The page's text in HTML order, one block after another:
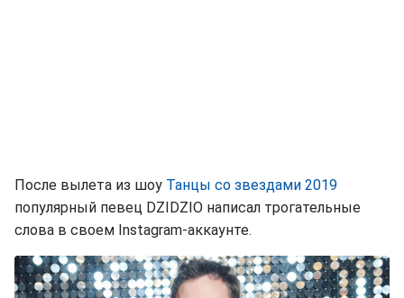
После вылета из шоу Танцы со звездами 2019
популярный певец DZIDZIO написал трогательные
слова в своем Instagram-аккаунте.